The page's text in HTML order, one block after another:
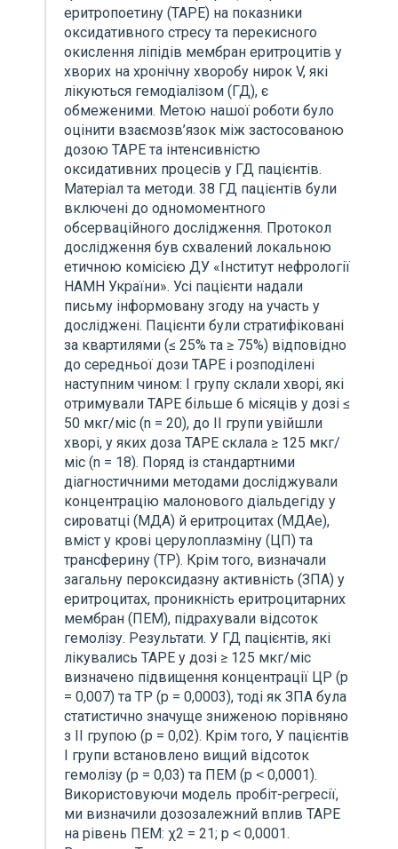
еритропоетину (ТАРЕ) на показники
оксидативного стресу та перекисного
окислення ліпідів мембран еритроцитів у
хворих на хронічну хворобу нирок V, які
лікуються гемодіалізом (ГД), є
обмеженими. Метою нашої роботи було
оцінити взаємозв’язок між застосованою
дозою ТАРЕ та інтенсивністю
оксидативних процесів у ГД пацієнтів.
Матеріал та методи. 38 ГД пацієнтів були
включені до одномоментного
обсерваційного дослідження. Протокол
дослідження був схвалений локальною
етичною комісією ДУ «Інститут нефрології
НАМН України». Усі пацієнти надали
письму інформовану згоду на участь у
досліджені. Пацієнти були стратифіковані
за квартилями (≤ 25% та ≥ 75%) відповідно
до середньої дози ТАРЕ і розподілені
наступним чином: I групу склали хворі, які
отримували ТАРЕ більше 6 місяців у дозі ≤
50 мкг/міс (n = 20), до II групи увійшли
хворі, у яких доза ТАРЕ склала ≥ 125 мкг/
міс (n = 18). Поряд із стандартними
діагностичними методами досліджували
концентрацію малонового діальдегіду у
сироватці (МДА) й еритроцитах (MДAe),
вміст у крові церулоплазміну (ЦП) та
трансферину (ТР). Крім того, визначали
загальну пероксидазну активність (ЗПА) у
еритроцитах, проникність еритроцитарних
мембран (ПЕМ), підрахували відсоток
гемолізу. Результати. У ГД пацієнтів, які
лікувались ТАРЕ у дозі ≥ 125 мкг/міс
визначено підвищення концентрації ЦР (р
= 0,007) та ТР (р = 0,0003), тоді як ЗПА була
статистично значуще зниженою порівняно
з ІІ групою (р = 0,02). Крім того, У пацієнтів
І групи встановлено вищий відсоток
гемолізу (р = 0,03) та ПЕМ (р ˂ 0,0001).
Використовуючи модель пробіт-регресії,
ми визначили дозозалежний вплив ТАРЕ
на рівень ПЕМ: χ2 = 21; р ˂ 0,0001.